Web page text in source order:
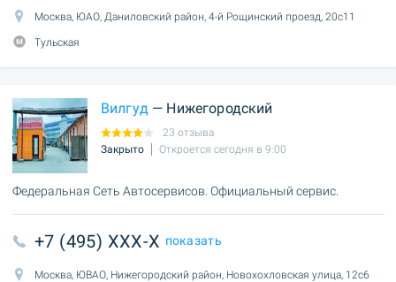
Москва, ЮАО, Даниловский район, 4-й Рощинский проезд, 20с11
Тульская
Вилгуд — Нижегородский
23 отзыва
Закрыто
Откроется сегодня в 9:00
Федеральная Сеть Автосервисов. Официальный сервис.
+7 (495) XXX-X показать
Москва, ЮВАО, Нижегородский район, Новохохловская улица, 12с6